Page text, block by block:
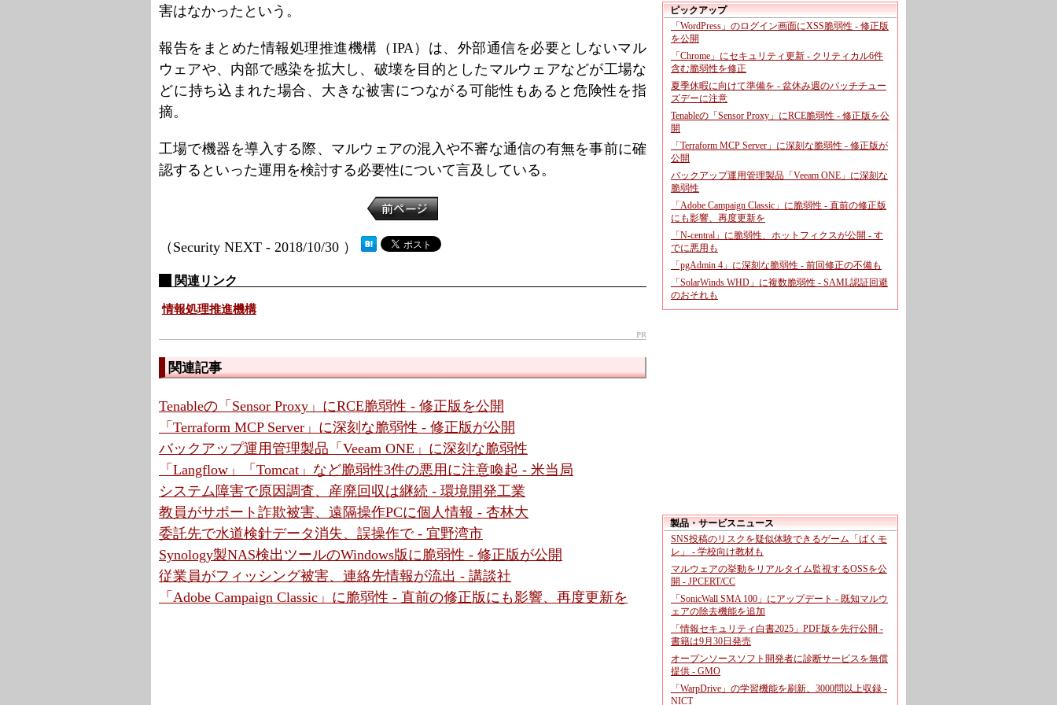
害はなかったという。
報告をまとめた情報処理推進機構（IPA）は、外部通信を必要としないマル
ウェアや、内部で感染を拡大し、破壊を目的としたマルウェアなどが工場な
どに持ち込まれた場合、大きな被害につながる可能性もあると危険性を指
摘。
工場で機器を導入する際、マルウェアの混入や不審な通信の有無を事前に確
認するといった運用を検討する必要性について言及している。
（Security NEXT - 2018/10/30 ）
関連リンク
情報処理推進機構
PR
関連記事
Tenableの「Sensor Proxy」にRCE脆弱性 - 修正版を公開
「Terraform MCP Server」に深刻な脆弱性 - 修正版が公開
バックアップ運用管理製品「Veeam ONE」に深刻な脆弱性
「Langflow」「Tomcat」など脆弱性3件の悪用に注意喚起 - 米当局
システム障害で原因調査、産廃回収は継続 - 環境開発工業
教員がサポート詐欺被害、遠隔操作PCに個人情報 - 杏林大
委託先で水道検針データ消失、誤操作で - 宜野湾市
Synology製NAS検出ツールのWindows版に脆弱性 - 修正版が公開
従業員がフィッシング被害、連絡先情報が流出 - 講談社
「Adobe Campaign Classic」に脆弱性 - 直前の修正版にも影響、再度更新を
ピックアップ
「WordPress」のログイン画面にXSS脆弱性 - 修正版
を公開
「Chrome」にセキュリティ更新 - クリティカル6件
含む脆弱性を修正
夏季休暇に向けて準備を - 盆休み週のパッチチュー
ズデーに注意
Tenableの「Sensor Proxy」にRCE脆弱性 - 修正版を公
開
「Terraform MCP Server」に深刻な脆弱性 - 修正版が
公開
バックアップ運用管理製品「Veeam ONE」に深刻な
脆弱性
「Adobe Campaign Classic」に脆弱性 - 直前の修正版
にも影響、再度更新を
「N-central」に脆弱性、ホットフィクスが公開 - す
でに悪用も
「pgAdmin 4」に深刻な脆弱性 - 前回修正の不備も
「SolarWinds WHD」に複数脆弱性 - SAML認証回避
のおそれも
製品・サービスニュース
SNS投稿のリスクを疑似体験できるゲーム「ばくモ
レ」 - 学校向け教材も
マルウェアの挙動をリアルタイム監視するOSSを公
開 - JPCERT/CC
「SonicWall SMA 100」にアップデート - 既知マルウ
ェアの除去機能を追加
「情報セキュリティ白書2025」PDF版を先行公開 -
書籍は9月30日発売
オープンソースソフト開発者に診断サービスを無償
提供 - GMO
「WarpDrive」の学習機能を刷新、3000問以上収録 -
NICT